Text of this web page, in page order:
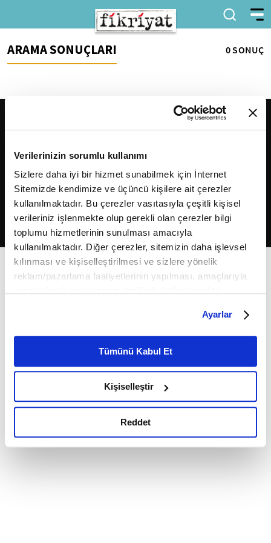
Verilerinizin sorumlu kullanımı
Sizlere daha iyi bir hizmet sunabilmek için İnternet
Sitemizde kendimize ve üçüncü kişilere ait çerezler
kullanılmaktadır. Bu çerezler vasıtasıyla çeşitli kişisel
verileriniz işlenmekte olup gerekli olan çerezler bilgi
toplumu hizmetlerinin sunulması amacıyla
kullanılmaktadır. Diğer çerezler, sitemizin daha işlevsel
kılınması ve kişiselleştirilmesi ve sizlere yönelik
reklam/pazarlama faaliyetlerinin yapılması, amaçlarıyla
belirleyebilirsiniz. Çerezlere ilişkin detaylı bilgi için
Ayarlar butonuna tıklayabilir,Çerez Bilgilendirme
Metnimizi ziyaret edebilirsiniz.
6698 sayılı Kişisel Verilerin Korunması Kanunu uyarınca
okumak ve sitemizi ziyaretiniz kapsamında
gerçekleştirilen veri işleme faaliyetleri ile ilgili daha
detaylı bilgi almak için lütfentıklayınız.
Ayarlar
Tümünü Kabul Et
Kişiselleştir
Reddet
ARAMA SONUÇLARI 0 SONUÇ
2026Fikriyat. Tüm hakları saklıdır.